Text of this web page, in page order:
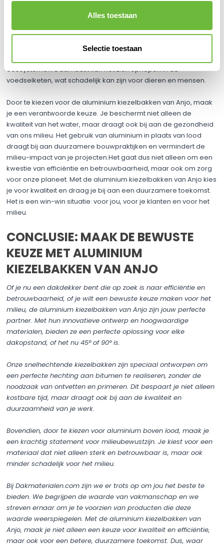
Alles toestaan
Selectie toestaan
hemelwaterafvoeren is zo'n keuze. Aluminium is veel minder
schadelijk voor het milieu dan lood, een zwaar metaal dat
negatieve effecten op het milieu, vooral als het in contact komt
met grond- en oppervlaktewater. Het kan leiden tot de vervuiling
ecosystemen. Daarnaast kan het zich ophopen in de
voedselketen, wat schadelijk kan zijn voor dieren en mensen.
Door te kiezen voor de aluminium kiezelbakken van Anjo, maak
je een verantwoorde keuze. Je beschermt niet alleen de
kwaliteit van het water, maar draagt ook bij aan de gezondheid
van ons milieu. Het gebruik van aluminium in plaats van lood
draagt bij aan duurzamere bouwpraktijken en vermindert de
milieu-impact van je projecten.Het gaat dus niet alleen om een
kwestie van efficiëntie en betrouwbaarheid, maar ook om zorg
voor onze planeet. Met de aluminium kiezelbakken van Anjo kies
je voor kwaliteit en draag je bij aan een duurzamere toekomst.
Het is een win-win situatie: voor jou, voor je klanten en voor het
milieu.
CONCLUSIE: MAAK DE BEWUSTE
KEUZE MET ALUMINIUM
KIEZELBAKKEN VAN ANJO
Of je nu een dakdekker bent die op zoek is naar efficiëntie en
betrouwbaarheid, of je wilt een bewuste keuze maken voor het
milieu, de aluminium kiezelbakken van Anjo zijn jouw perfecte
partner. Met hun innovatieve ontwerp en hoogwaardige
materialen, bieden ze een perfecte oplossing voor elke
dakopstand, of het nu 45° of 90° is.
Onze snelhechtende kiezelbakken zijn speciaal ontworpen om
een perfecte hechting aan bitumen te realiseren, zonder de
noodzaak van ontvetten en primeren. Dit bespaart je niet alleen
kostbare tijd, maar draagt ook bij aan de kwaliteit en
duurzaamheid van je werk.
Bovendien, door te kiezen voor aluminium boven lood, maak je
een krachtig statement voor milieubewustzijn. Je kiest voor een
materiaal dat niet alleen sterk en betrouwbaar is, maar ook
minder schadelijk voor het milieu.
Bij Dakmaterialen.com zijn we er trots op om jou het beste te
bieden. We begrijpen de waarde van vakmanschap en we
streven ernaar om je te voorzien van producten die deze
waarde weerspiegelen. Met de aluminium kiezelbakken van
Anjo, maak je niet alleen een keuze voor kwaliteit en efficiëntie,
maar ook voor een betere, duurzamere toekomst. Dus, waar